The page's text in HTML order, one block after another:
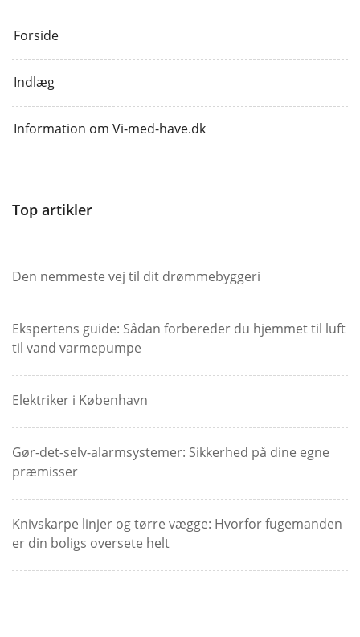
Forside
Indlæg
Information om Vi-med-have.dk
Top artikler
Den nemmeste vej til dit drømmebyggeri
Ekspertens guide: Sådan forbereder du hjemmet til luft
til vand varmepumpe
Elektriker i København
Gør-det-selv-alarmsystemer: Sikkerhed på dine egne
præmisser
Knivskarpe linjer og tørre vægge: Hvorfor fugemanden
er din boligs oversete helt